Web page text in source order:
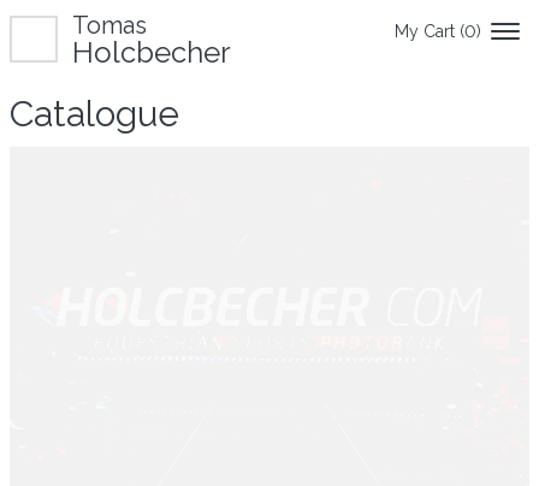
My Cart (0)
Tomas
Holcbecher
Catalogue